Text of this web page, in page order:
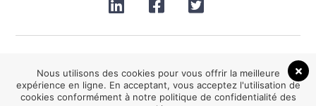
Nous utilisons des cookies pour vous offrir la meilleure
expérience en ligne. En acceptant, vous acceptez l'utilisation de
cookies conformément à notre politique de confidentialité des